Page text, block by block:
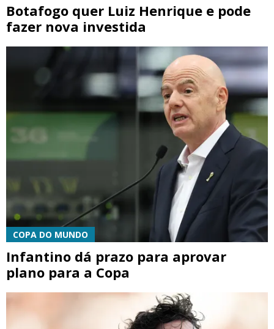
Botafogo quer Luiz Henrique e pode
fazer nova investida
COPA DO MUNDO
Infantino dá prazo para aprovar
plano para a Copa